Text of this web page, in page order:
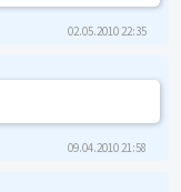
02.05.2010 22:35
09.04.2010 21:58